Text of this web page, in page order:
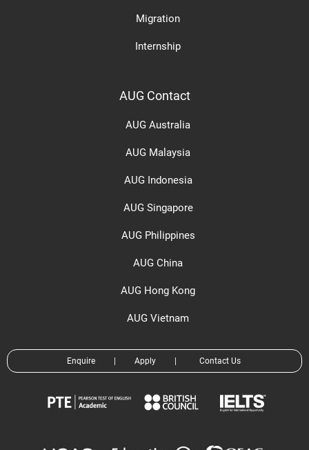
Migration
Internship
AUG Contact
AUG Australia
AUG Malaysia
AUG Indonesia
AUG Singapore
AUG Philippines
AUG China
AUG Hong Kong
AUG Vietnam
Enquire Apply Contact Us